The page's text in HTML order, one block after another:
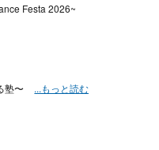
Festa 2026~
塾〜 ...もっと読む